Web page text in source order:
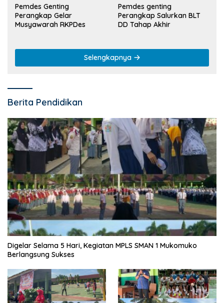
Pemdes Genting
Perangkap Gelar
Musyawarah RKPDes
Pemdes genting
Perangkap Salurkan BLT
DD Tahap Akhir
Selengkapnya
Berita Pendidikan
Digelar Selama 5 Hari, Kegiatan MPLS SMAN 1 Mukomuko
Berlangsung Sukses